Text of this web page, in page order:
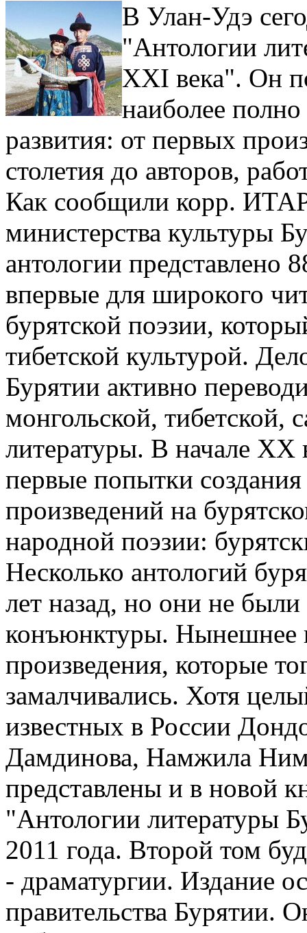
В Улан-Удэ
"Антологии
ХХI века". Он
наиболее
развития: от первых
столетия до авторов,
Как сообщили корр.
министерства культуры
антологии представлено
впервые для широкого
бурятской поэзии,
тибетской культурой.
Бурятии активно
монгольской, тибетской,
литературы. В начале ХХ
первые попытки
произведений на
народной поэзии:
Несколько антологий
лет назад, но они не
конъюнктуры. Нынешнее
произведения, которые
замалчивались. Хотя
известных в России
Дамдинова, Намжила
представлены и в новой
"Антологии литературы
2011 года. Второй том
- драматургии. Издание
правительства Бурятии.